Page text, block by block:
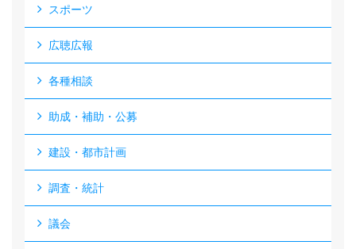
スポーツ
広聴広報
各種相談
助成・補助・公募
建設・都市計画
調査・統計
議会